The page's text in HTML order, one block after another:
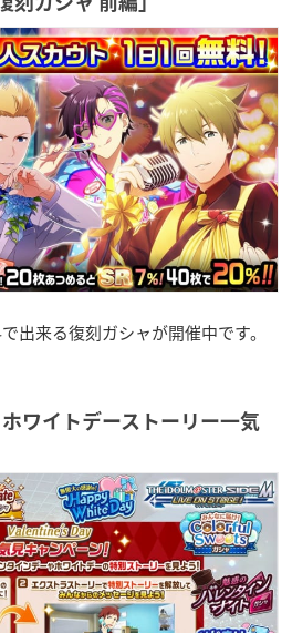
出来る復刻ガシャが開催中です。
ワイトデーストーリー一気